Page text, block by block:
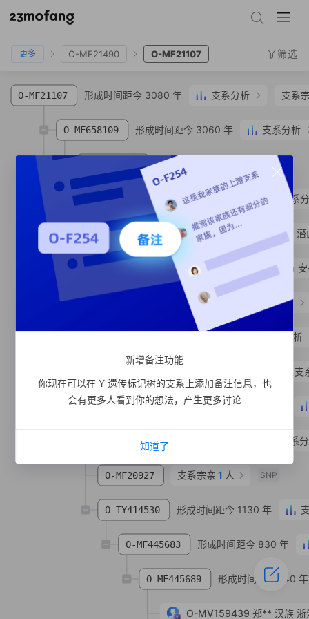
O-F14467
更多 O-MF21490 O-MF21107 筛选
O-MF21107 形成时间距今 3080 年 支系分析 支系
O-MF658109 形成时间距今 3060 年 支系分析
O-MF32623 形成时间距今 1600 年 支系分析
形成时间距今 3060 年 SNP
O-MF585958 形成时间距今 1870 年 支系
支系分析
形成时间距今 1270 年 支系
O-MV113304 聂**汉族安徽省 安庆市 潜
O-MF585954徐**汉族 四川省 资阳市
支
O-MF20927 支系宗亲 1 人 SNP
O-TY414530 形成时间距今 1130 年
O-MF375757 形成时间距今 120 年
O-MF445683 形成时间距今 830 年
O-MF445689 形成时间距今 740 年
O-MV159439 郑** 汉族 浙
新增备注功能
你现在可以在 Y 遗传标记树的支系上添加备注信息，也
会有更多人看到你的想法，产生更多讨论
知道了